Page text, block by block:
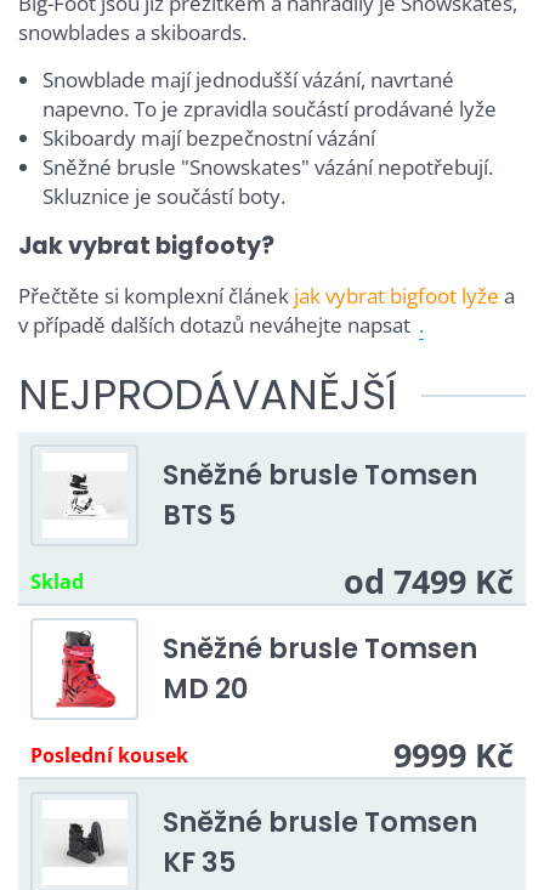
snowblades a skiboards.
Snowblade mají jednodušší vázání, navrtané
napevno. To je zpravidla součástí prodávané lyže
Skiboardy mají bezpečnostní vázání
Sněžné brusle "Snowskates" vázání nepotřebují.
Skluznice je součástí boty.
Jak vybrat bigfooty?
Přečtěte si komplexní článek jak vybrat bigfoot lyže a
v případě dalších dotazů neváhejte napsat .
NEJPRODÁVANĚJŠÍ
Sněžné brusle Tomsen
BTS 5
Sklad od 7499 Kč
Sněžné brusle Tomsen
MD 20
Poslední kousek 9999 Kč
Sněžné brusle Tomsen
KF 35